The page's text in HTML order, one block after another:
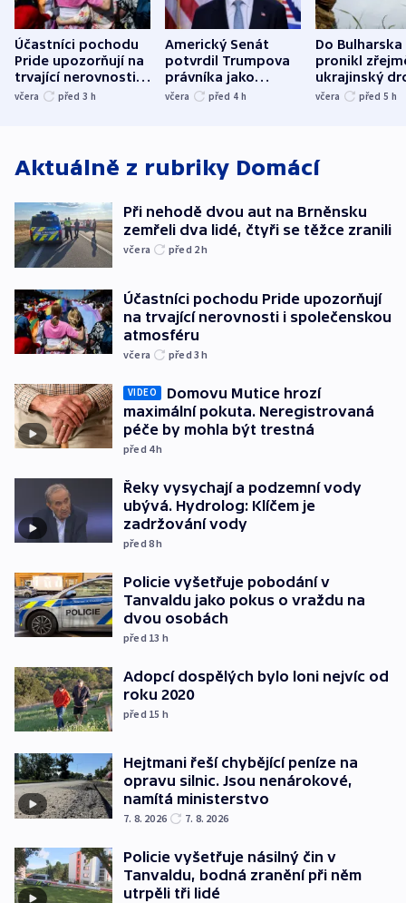
Účastníci pochodu
Pride upozorňují na
trvající nerovnosti i
společenskou
včera před 3 h
Americký Senát
potvrdil Trumpova
právníka jako
ministra
včera před 4 h
Do Bulharska
pronikl
ukrajinský
explodoval
včera před 5 h
Aktuálně z rubriky Domácí
Při nehodě dvou aut na Brněnsku
zemřeli dva lidé, čtyři se těžce zranili
včera před 2h
Účastníci pochodu Pride upozorňují
na trvající nerovnosti i společenskou
atmosféru
včera před 3h
VIDEO
Domovu Mutice hrozí
maximální pokuta. Neregistrovaná
péče by mohla být trestná
před 4h
Řeky vysychají a podzemní vody
ubývá. Hydrolog: Klíčem je
zadržování vody
před 8h
Policie vyšetřuje pobodání v
Tanvaldu jako pokus o vraždu na
dvou osobách
před 13 h
Adopcí dospělých bylo loni nejvíc od
roku 2020
před 15 h
Hejtmani řeší chybějící peníze na
opravu silnic. Jsou nenárokové,
namítá ministerstvo
7. 8. 2026 7. 8. 2026
Policie vyšetřuje násilný čin v
Tanvaldu, bodná zranění při něm
utrpěli tři lidé